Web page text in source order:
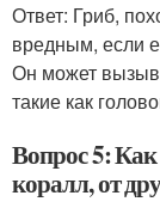
Ответ: Гриб,
вредным, если
Он может
такие как
Вопрос 5:
коралл, от